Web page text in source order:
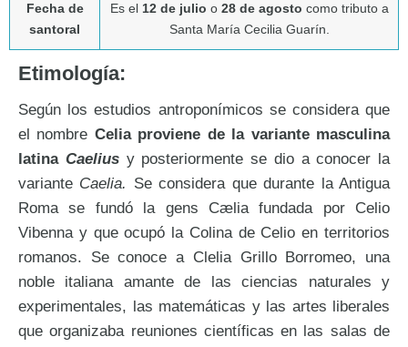
Fecha de
santoral
Es el 12 de julio o 28 de agosto como tributo a
Santa María Cecilia Guarín.
Etimología:
Según los estudios antroponímicos se considera que
el nombre Celia proviene de la variante masculina
latina Caelius y posteriormente se dio a conocer la
variante Caelia. Se considera que durante la Antigua
Roma se fundó la gens Cӕlia fundada por Celio
Vibenna y que ocupó la Colina de Celio en territorios
romanos. Se conoce a Clelia Grillo Borromeo, una
noble italiana amante de las ciencias naturales y
experimentales, las matemáticas y las artes liberales
que organizaba reuniones científicas en las salas de